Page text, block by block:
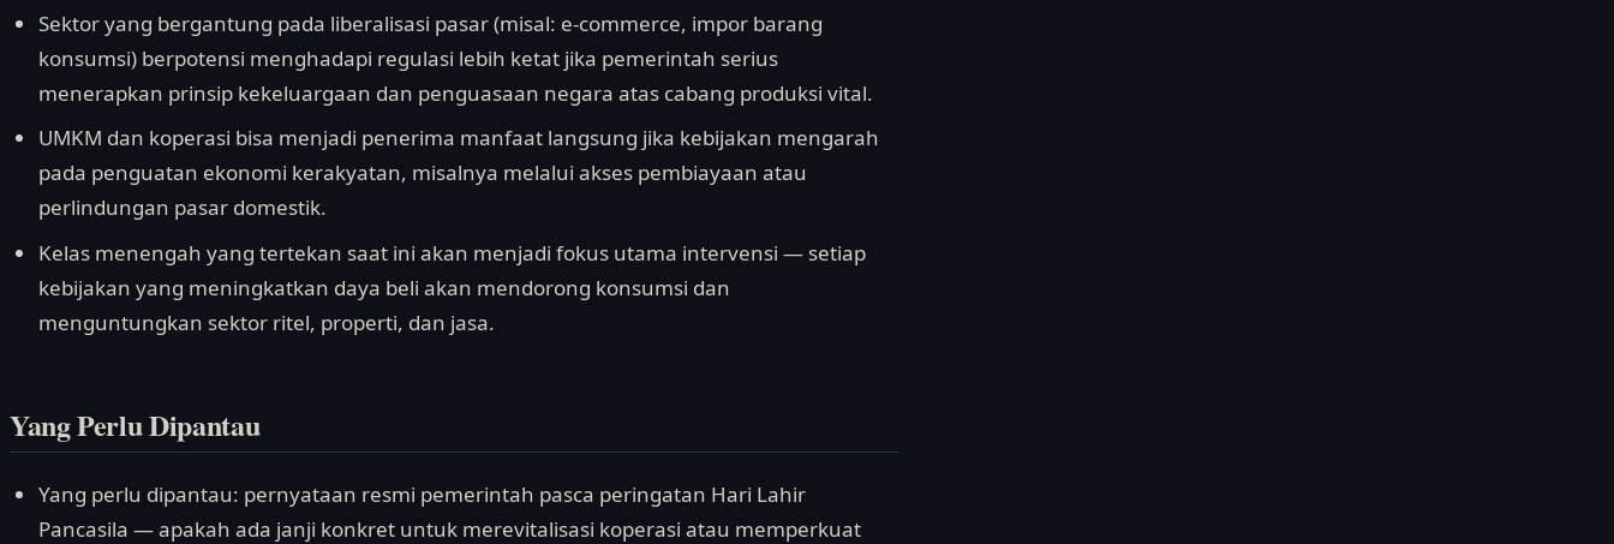
Sektor yang bergantung pada liberalisasi pasar (misal: e-commerce, impor barang
konsumsi) berpotensi menghadapi regulasi lebih ketat jika pemerintah serius
menerapkan prinsip kekeluargaan dan penguasaan negara atas cabang produksi vital.
UMKM dan koperasi bisa menjadi penerima manfaat langsung jika kebijakan mengarah
pada penguatan ekonomi kerakyatan, misalnya melalui akses pembiayaan atau
perlindungan pasar domestik.
Kelas menengah yang tertekan saat ini akan menjadi fokus utama intervensi — setiap
kebijakan yang meningkatkan daya beli akan mendorong konsumsi dan
menguntungkan sektor ritel, properti, dan jasa.
Yang Perlu Dipantau
Yang perlu dipantau: pernyataan resmi pemerintah pasca peringatan Hari Lahir
Pancasila — apakah ada janji konkret untuk merevitalisasi koperasi atau memperkuat